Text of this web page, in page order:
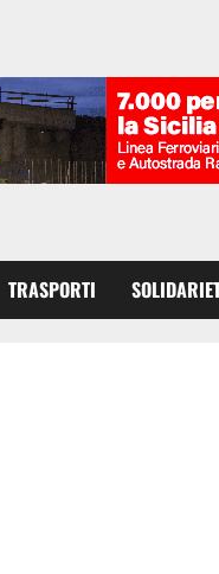
TRASPORTI